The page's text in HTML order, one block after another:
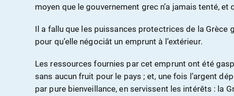
moyen que le gouvernement grec n’a jamais tenté, et
Il a fallu que les puissances protectrices de la Grèce
pour qu’elle négociât un emprunt à l’extérieur.
Les ressources fournies par cet emprunt ont été
sans aucun fruit pour le pays ; et, une fois l’argent
par pure bienveillance, en servissent les intérêts : la